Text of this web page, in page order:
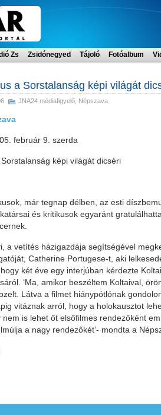
Zs Zsidónegyed Tájoló Fotóalbum
a Sorstalanság képi világát
JNA24 médiafigyelő Népszava
február 9. szerda
képi világát dicséri
már tegnap délben, az esti
és kritikusok egyaránt
a vetítés házigazdája segítségével
Catherine Portugese-t, aki
két éve egy interjúban kérdezte
‘Ma, amikor beszéltem Koltaival,
Látva a filmet hiánypótlónak
vitáznak arról, hogy a holokausztot
is lehet őt elsőfilmes rendezőként
a nagy rendezőkét’- mondta a